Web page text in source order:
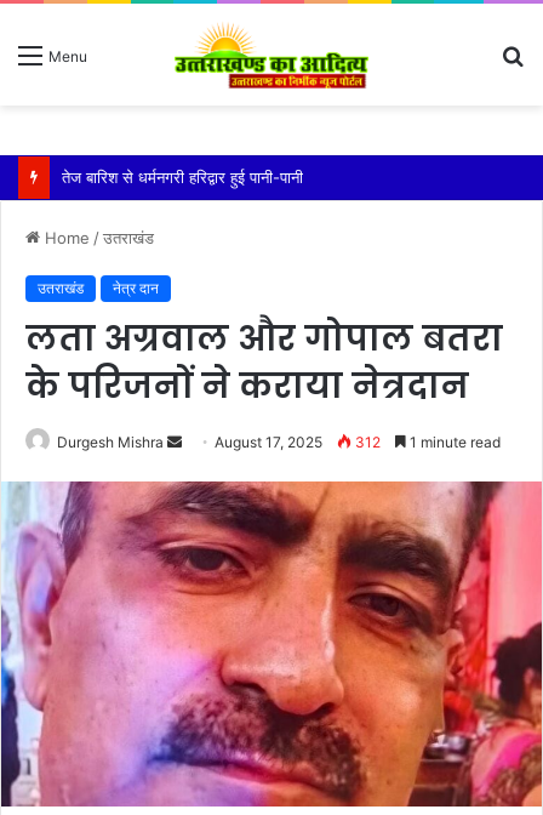
Menu
चमोली में भारी बारिश से जनजीवन अस्त-व्यस्त
Home /उतराखंड
उतराखंड नेत्र दान
लता अग्रवाल और गोपाल बतरा
के परिजनों ने कराया नेत्रदान
Durgesh Mishra
Send
email
August 17, 2025 312 1 minute read